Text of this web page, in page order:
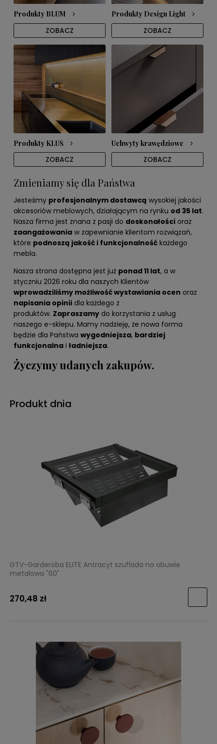
Produkty BLUM
ZOBACZ
Produkty Design Light
ZOBACZ
Produkty KLUŚ
ZOBACZ
Uchwyty krawędziowe
ZOBACZ
Zmieniamy się dla Państwa
Jesteśmy profesjonalnym dostawcą wysokiej jakości
akcesoriów meblowych, działającym na rynku od 35 lat.
Nasza firma jest znana z pasji do doskonałości oraz
zaangażowania w zapewnianie klientom rozwiązań,
które podnoszą jakość i funkcjonalność każdego
mebla.
Nasza strona dostępna jest już ponad 11 lat, a w
styczniu 2026 roku dla naszych Klientów
wprowadziliśmy możliwość wystawiania ocen oraz
napisania opinii dla każdego z
produktów. Zapraszamy do korzystania z usług
naszego e-sklepu. Mamy nadzieję, że nowa forma
będzie dla Państwa wygodniejsza, bardziej
funkcjonalna i ładniejsza.
Życzymy udanych zakupów.
Produkt dnia
GTV-Garderoba ELITE Antracyt szuflada na obuwie
metalowa "60"
270,48 zł